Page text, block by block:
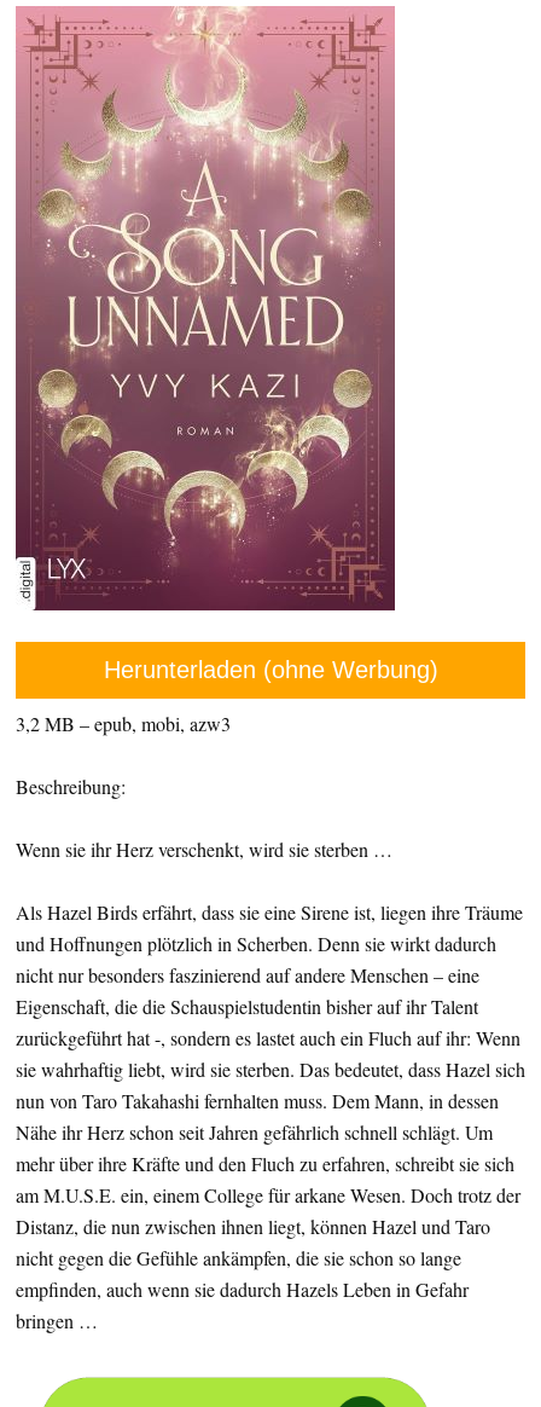
Herunterladen (ohne Werbung)
3,2 MB – epub, mobi, azw3
Beschreibung:
Wenn sie ihr Herz verschenkt, wird sie sterben …
Als Hazel Birds erfährt, dass sie eine Sirene ist, liegen ihre Träume
und Hoffnungen plötzlich in Scherben. Denn sie wirkt dadurch
nicht nur besonders faszinierend auf andere Menschen – eine
Eigenschaft, die die Schauspielstudentin bisher auf ihr Talent
zurückgeführt hat -, sondern es lastet auch ein Fluch auf ihr: Wenn
sie wahrhaftig liebt, wird sie sterben. Das bedeutet, dass Hazel sich
nun von Taro Takahashi fernhalten muss. Dem Mann, in dessen
Nähe ihr Herz schon seit Jahren gefährlich schnell schlägt. Um
mehr über ihre Kräfte und den Fluch zu erfahren, schreibt sie sich
am M.U.S.E. ein, einem College für arkane Wesen. Doch trotz der
Distanz, die nun zwischen ihnen liegt, können Hazel und Taro
nicht gegen die Gefühle ankämpfen, die sie schon so lange
empfinden, auch wenn sie dadurch Hazels Leben in Gefahr
bringen …